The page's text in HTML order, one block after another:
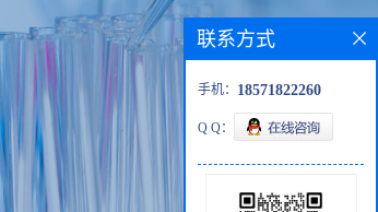
联系方式
手机： 18571822260
Q Q：